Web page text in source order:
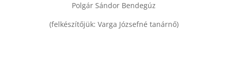
Polgár Sándor Bendegúz
(felkészítőjük: Varga Józsefné tanárnő)